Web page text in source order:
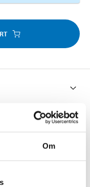
Om
gasket.